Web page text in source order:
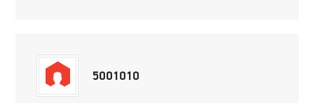
5001010